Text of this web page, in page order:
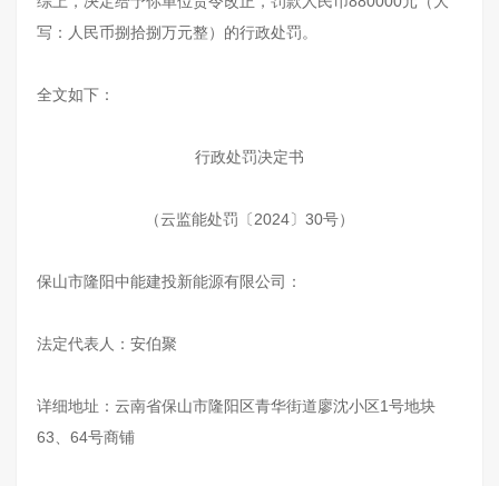
写：人民币捌拾捌万元整）的行政处罚。
全文如下：
行政处罚决定书
（云监能处罚〔2024〕30号）
保山市隆阳中能建投新能源有限公司：
法定代表人：安伯聚
详细地址：云南省保山市隆阳区青华街道廖沈小区1号地块
63、64号商铺